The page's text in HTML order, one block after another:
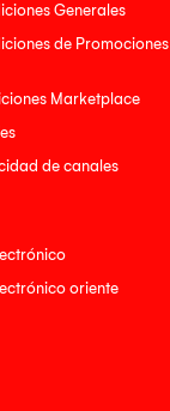
Generales
de Promociones
Marketplace
de canales
oriente